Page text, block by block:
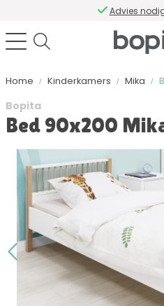
Advies
Home Kinderkamers Mika
Bopita
Bed 90x200